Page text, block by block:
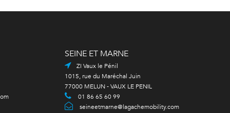
SEINE ET MARNE
ZI Vaux le Pénil
1015, rue du Maréchal Juin
77000 MELUN - VAUX LE PENIL
01 86 65 60 99
seineetmarne@lagachemobility.com